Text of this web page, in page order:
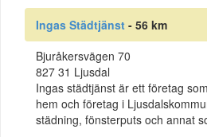
Ingas Städtjänst - 56 km
Bjuråkersvägen 70
827 31 Ljusdal
Ingas städtjänst är ett företag
hem och företag i
städning, fönsterputs och annat